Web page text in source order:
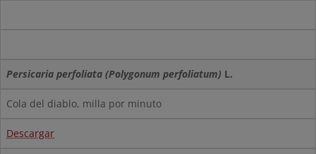
Persicaria perfoliata (Polygonum perfoliatum) L.
Cola del diablo, milla por minuto
Descargar